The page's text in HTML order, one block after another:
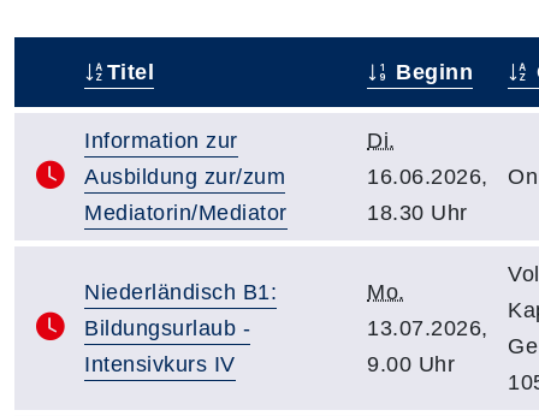
Titel Beginn
Information zur
Ausbildung zur/zum
Mediatorin/Mediator
Di.
16.06.2026,
18.30 Uhr
Niederländisch B1:
Bildungsurlaub -
Intensivkurs IV
Mo.
13.07.2026,
9.00 Uhr